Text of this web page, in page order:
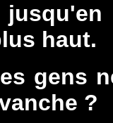
haut.
gens
?